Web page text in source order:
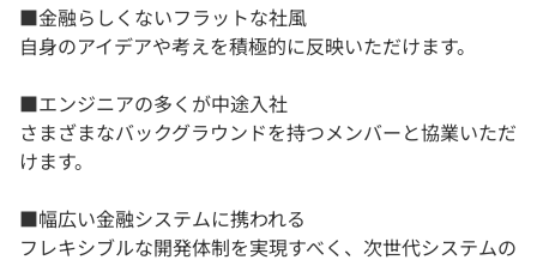
■金融らしくないフラットな社風
自身のアイデアや考えを積極的に反映いただけます。
■エンジニアの多くが中途入社
さまざまなバックグラウンドを持つメンバーと協業いただ
けます。
■幅広い金融システムに携われる
フレキシブルな開発体制を実現すべく、次世代システムの